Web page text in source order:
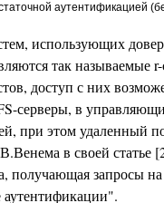
аутентификацией
использующих
так называемые
доступ с них
серверы, в
при этом удаленный
в своей
получающая запросы
аутентификации".